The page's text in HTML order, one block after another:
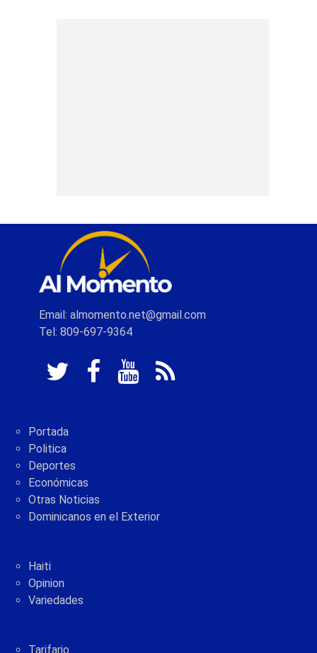
Email: almomento.net@gmail.com
Tel: 809-697-9364
Portada
Politica
Deportes
Económicas
Otras Noticias
Dominicanos en el Exterior
Haiti
Opinion
Variedades
Tarifario